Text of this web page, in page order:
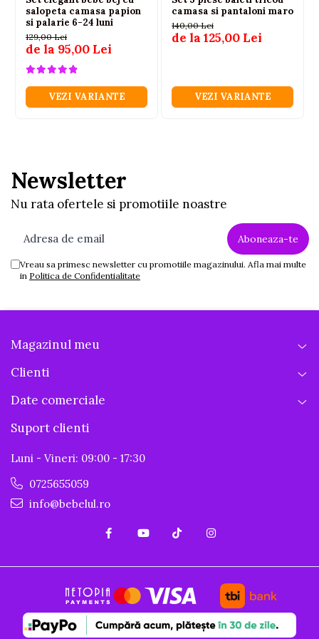
salopeta camasa papion
si palarie 6-24 luni
129,00 Lei
de la 95,00 Lei
VEZI VARIANTE
camasa si pantaloni maro
140,00 Lei
de la 125,00 Lei
VEZI VARIANTE
Newsletter
Nu rata ofertele si promotiile noastre
Vreau sa primesc newsletter cu promotiile magazinului. Afla mai multe
in Politica de Confidentialitate
Magazinul meu
Clienti
Date comerciale
Suport clienti
Luni - Vineri: 09:00 - 17:30
0725655059
info@bebelul.ro